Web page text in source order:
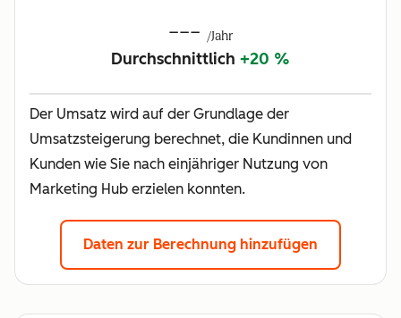
--- /Jahr
Durchschnittlich +20 %
Der Umsatz wird auf der Grundlage der
Umsatzsteigerung berechnet, die Kundinnen und
Kunden wie Sie nach einjähriger Nutzung von
Marketing Hub erzielen konnten.
Daten zur Berechnung hinzufügen